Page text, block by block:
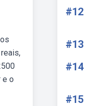
e o
#12
#13
#14
#15